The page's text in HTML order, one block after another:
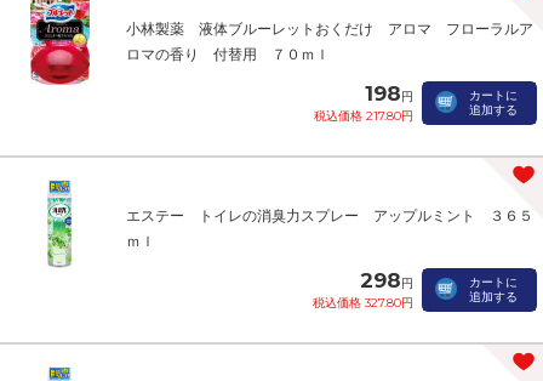
小林製薬 液体ブルーレットおくだけ アロマ フローラルア
ロマの香り 付替用 ７０ｍｌ
198円
税込価格 217.80円
カートに
追加する
エステー トイレの消臭力スプレー アップルミント ３６５
ｍｌ
298円
税込価格 327.80円
カートに
追加する